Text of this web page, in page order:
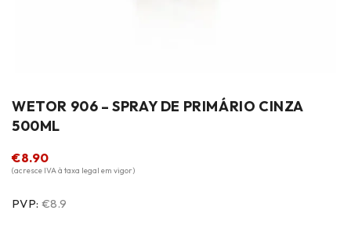
WETOR 906 – SPRAY DE PRIMÁRIO CINZA
500ML
€8.90
(acresce IVA à taxa legal em vigor)
PVP: €8.9